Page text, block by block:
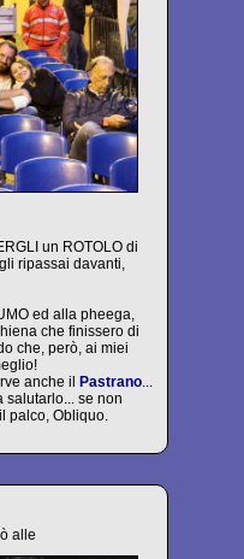
un ROTOLO di
ripassai davanti,
ed alla pheega,
che finissero di
che, però, ai miei
anche il Pastrano
salutarlo... se non
palco, Obliquo.
alle